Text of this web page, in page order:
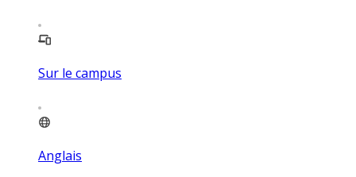
Sur le campus
Anglais